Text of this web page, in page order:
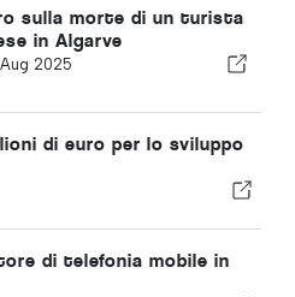
sulla morte di un turista
in Algarve
2025
di euro per lo sviluppo
di telefonia mobile in